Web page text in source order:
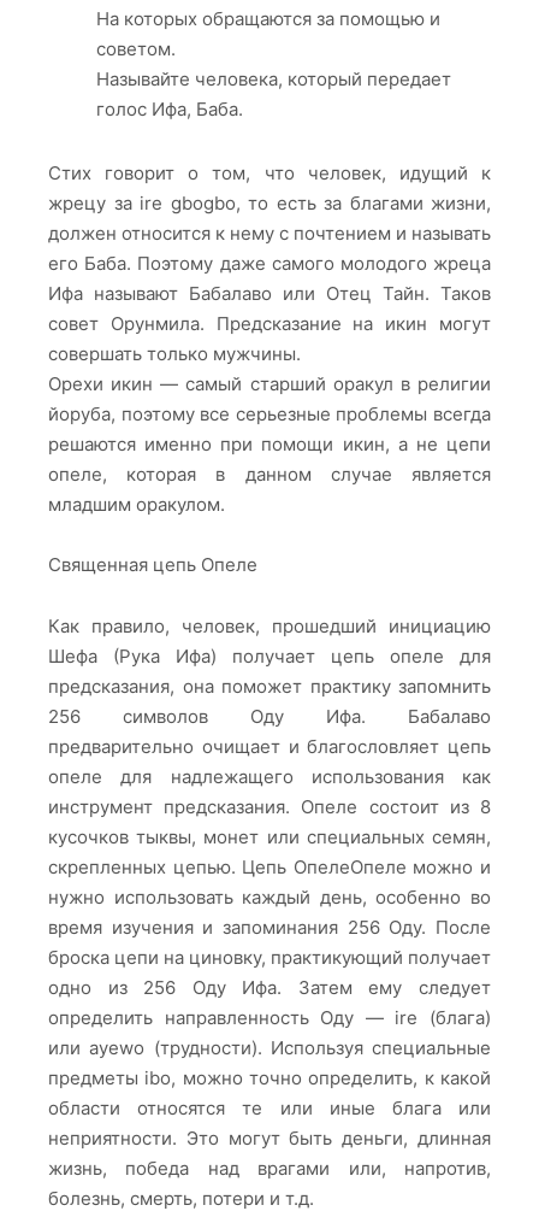
На которых обращаются за помощью и
советом.
Называйте человека, который передает
голос Ифа, Баба.
Стих говорит о том, что человек, идущий к
жрецу за ire gbogbo, то есть за благами жизни,
должен относится к нему с почтением и называть
его Баба. Поэтому даже самого молодого жреца
Ифа называют Бабалаво или Отец Тайн. Таков
совет Орунмила. Предсказание на икин могут
совершать только мужчины.
Орехи икин — самый старший оракул в религии
йоруба, поэтому все серьезные проблемы всегда
решаются именно при помощи икин, а не цепи
опеле, которая в данном случае является
младшим оракулом.
Священная цепь Опеле
Как правило, человек, прошедший инициацию
Шефа (Рука Ифа) получает цепь опеле для
предсказания, она поможет практику запомнить
256 символов Оду Ифа. Бабалаво
предварительно очищает и благословляет цепь
опеле для надлежащего использования как
инструмент предсказания. Опеле состоит из 8
кусочков тыквы, монет или специальных семян,
скрепленных цепью. Цепь ОпелеОпеле можно и
нужно использовать каждый день, особенно во
время изучения и запоминания 256 Оду. После
броска цепи на циновку, практикующий получает
одно из 256 Оду Ифа. Затем ему следует
определить направленность Оду — ire (блага)
или ayewo (трудности). Используя специальные
предметы ibo, можно точно определить, к какой
области относятся те или иные блага или
неприятности. Это могут быть деньги, длинная
жизнь, победа над врагами или, напротив,
болезнь, смерть, потери и т.д.